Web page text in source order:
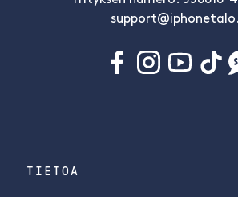
TIETOA